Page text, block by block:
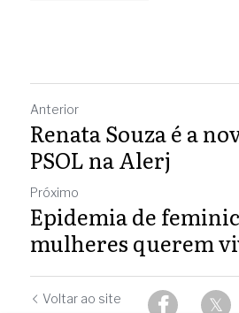
Anterior
Renata Souza é a
PSOL na Alerj
Próximo
Epidemia de
mulheres querem
Voltar ao site